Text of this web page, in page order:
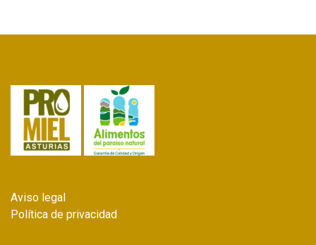
Aviso legal
Política de privacidad